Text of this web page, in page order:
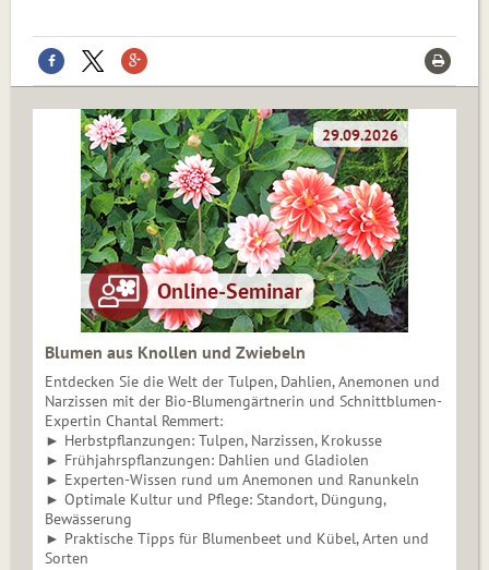
Blumen aus Knollen und Zwiebeln
Entdecken Sie die Welt der Tulpen, Dahlien, Anemonen und
Narzissen mit der Bio-Blumengärtnerin und Schnittblumen-
Expertin Chantal Remmert:
► Herbstpflanzungen: Tulpen, Narzissen, Krokusse
► Frühjahrspflanzungen: Dahlien und Gladiolen
► Experten-Wissen rund um Anemonen und Ranunkeln
► Optimale Kultur und Pflege: Standort, Düngung,
Bewässerung
► Praktische Tipps für Blumenbeet und Kübel, Arten und
Sorten